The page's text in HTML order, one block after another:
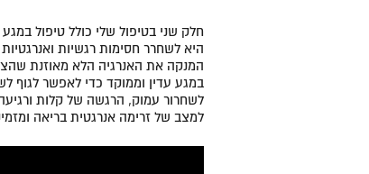
חלק שני בטיפול שלי כולל טיפול
היא לשחרר חסימות רגשיות
המנקה את האנרגיה הלא מאוזנת
במגע עדין וממוקד כדי לאפשר לגוף
לשחרור עמוק, הרגשה של קלות
למצב של זרימה אנרגטית בריאה